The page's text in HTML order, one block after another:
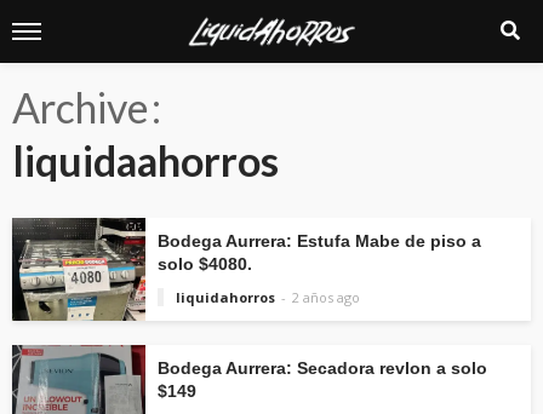
Archive
liquidaahorros
Bodega Aurrera: Estufa Mabe de piso a
solo $4080.
liquidahorros
2 años ago
Bodega Aurrera: Secadora revlon a solo
$149